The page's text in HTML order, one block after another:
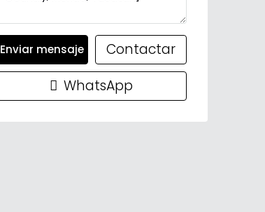
Enviar mensaje
Contactar
WhatsApp